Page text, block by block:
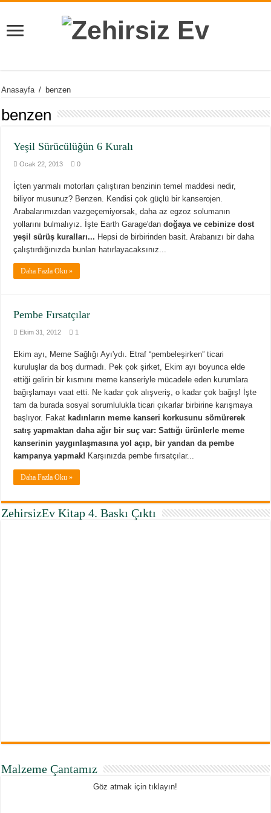
Anasayfa / benzen
benzen
Yeşil Sürücülüğün 6 Kuralı
Ocak 22, 2013 0
İçten yanmalı motorları çalıştıran benzinin temel maddesi nedir,
biliyor musunuz? Benzen. Kendisi çok güçlü bir kanserojen.
Arabalarımızdan vazgeçemiyorsak, daha az egzoz solumanın
yollarını bulmalıyız. İşte Earth Garage'dandoğaya ve cebinize dost
yeşil sürüş kuralları... Hepsi de birbirinden basit. Arabanızı bir daha
çalıştırdığınızda bunları hatırlayacaksınız...
Daha Fazla Oku »
Pembe Fırsatçılar
Ekim 31, 2012 1
Ekim ayı, Meme Sağlığı Ayı'ydı. Etraf “pembeleşirken” ticari
kuruluşlar da boş durmadı. Pek çok şirket, Ekim ayı boyunca elde
ettiği gelirin bir kısmını meme kanseriyle mücadele eden kurumlara
bağışlamayı vaat etti. Ne kadar çok alışveriş, o kadar çok bağış! İşte
tam da burada sosyal sorumlulukla ticari çıkarlar birbirine karışmaya
başlıyor. Fakat kadınların meme kanseri korkusunu sömürerek
satış yapmaktan daha ağır bir suç var: Sattığı ürünlerle meme
kanserinin yaygınlaşmasına yol açıp, bir yandan da pembe
kampanya yapmak! Karşınızda pembe fırsatçılar...
Daha Fazla Oku »
ZehirsizEv Kitap 4. Baskı Çıktı
Malzeme Çantamız
Göz atmak için tıklayın!